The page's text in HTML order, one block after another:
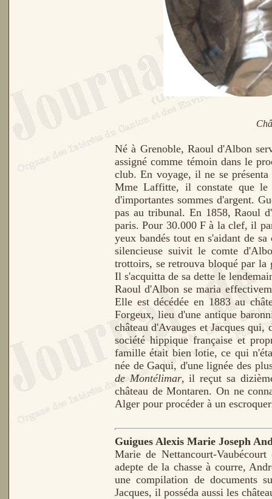
Né à Grenoble, Raoul d'Albon
assigné comme témoin dans le
club. En voyage, il ne se
Mme Laffitte, il constate que le
d'importantes sommes d'argent.
pas au tribunal. En 1858, Raoul
paris. Pour 30.000 F à la clef, il
yeux bandés tout en s'aidant de
silencieuse suivit le comte
trottoirs, se retrouva bloqué par
Il s'acquitta de sa dette le
Raoul d'Albon se maria
Elle est décédée en 1883 au
Forgeux, lieu d'une antique
château d'Avauges et Jacques
société hippique française et
famille était bien lotie, ce qui
née de Gaqui, d'une lignée des
de Montélimar, il reçut sa
château de Montaren. On ne
Alger pour procéder à un
Guigues Alexis Marie Joseph
Marie de Nettancourt-
adepte de la chasse à courre,
une compilation de documents
Jacques, il posséda aussi les